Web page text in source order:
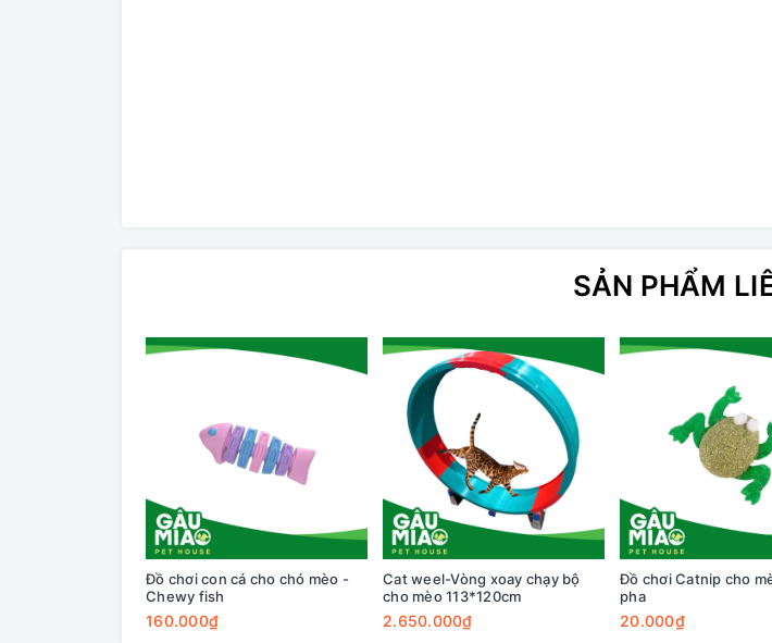
SẢN PHẨM
Đồ chơi con cá cho chó mèo -
Chewy fish
160.000₫
Cat weel-Vòng xoay chạy bộ
cho mèo 113*120cm
2.650.000₫
Đồ chơi Catnip cho
pha
20.000₫